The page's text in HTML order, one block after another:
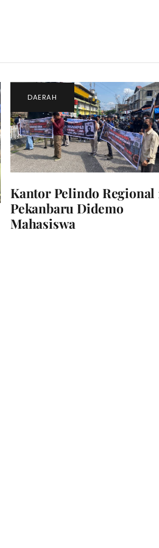
DAERAH
Kantor Pelindo Regional
Pekanbaru Didemo
Mahasiswa